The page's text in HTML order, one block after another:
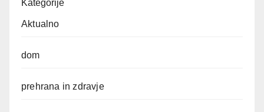
Kategorije
Aktualno
dom
prehrana in zdravje